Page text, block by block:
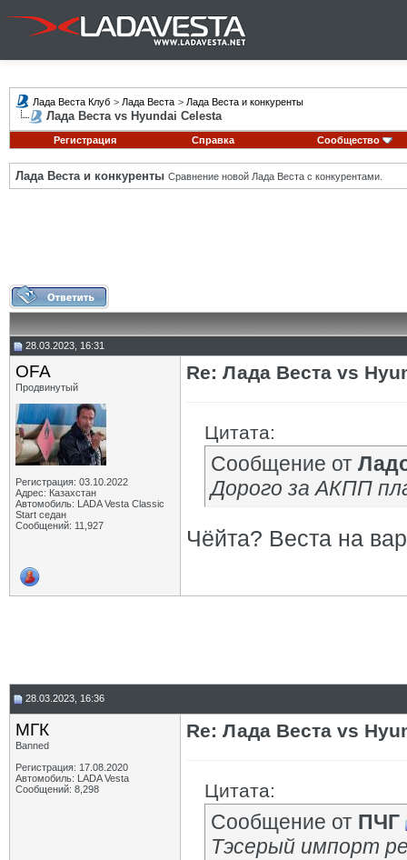
Лада Веста Клуб > Лада Веста > Лада Веста и конкуренты
Лада Веста vs Hyundai Celesta
Регистрация Справка Сообщество
Лада Веста и конкуренты Сравнение новой Лада Веста с конкурентами.
28.03.2023, 16:31
OFA
Продвинутый
Регистрация: 03.10.2022
Адрес: Казахстан
Автомобиль: LADA Vesta Classic
Start седан
Сообщений: 11,927
Re: Лада Веста vs
Цитата:
Сообщение от
Дорого за АКПП
Чёйта? Веста на
28.03.2023, 16:36
МГК
Banned
Регистрация: 17.08.2020
Автомобиль: LADA Vesta
Сообщений: 8,298
Re: Лада Веста vs
Цитата:
Сообщение от ПЧГ
Тэсерый импорт